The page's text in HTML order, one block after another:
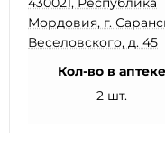
Мордовия, г.
Веселовского, д. 45
Кол-во в аптеке
2 шт.